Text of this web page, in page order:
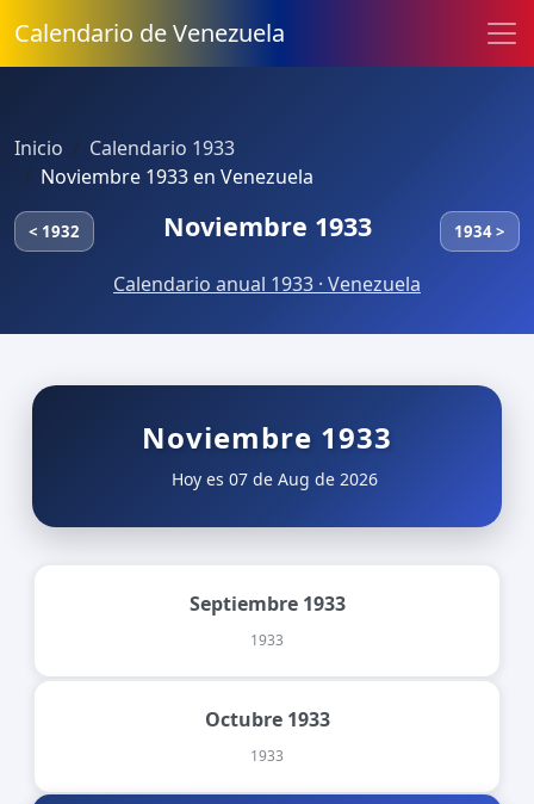
Calendario de Venezuela
Inicio
Calendario 1933
Noviembre 1933 en Venezuela
< 1932 Noviembre 1933 1934 >
Calendario anual 1933 · Venezuela
Noviembre 1933
Hoy es 07 de Aug de 2026
Septiembre 1933
1933
Octubre 1933
1933